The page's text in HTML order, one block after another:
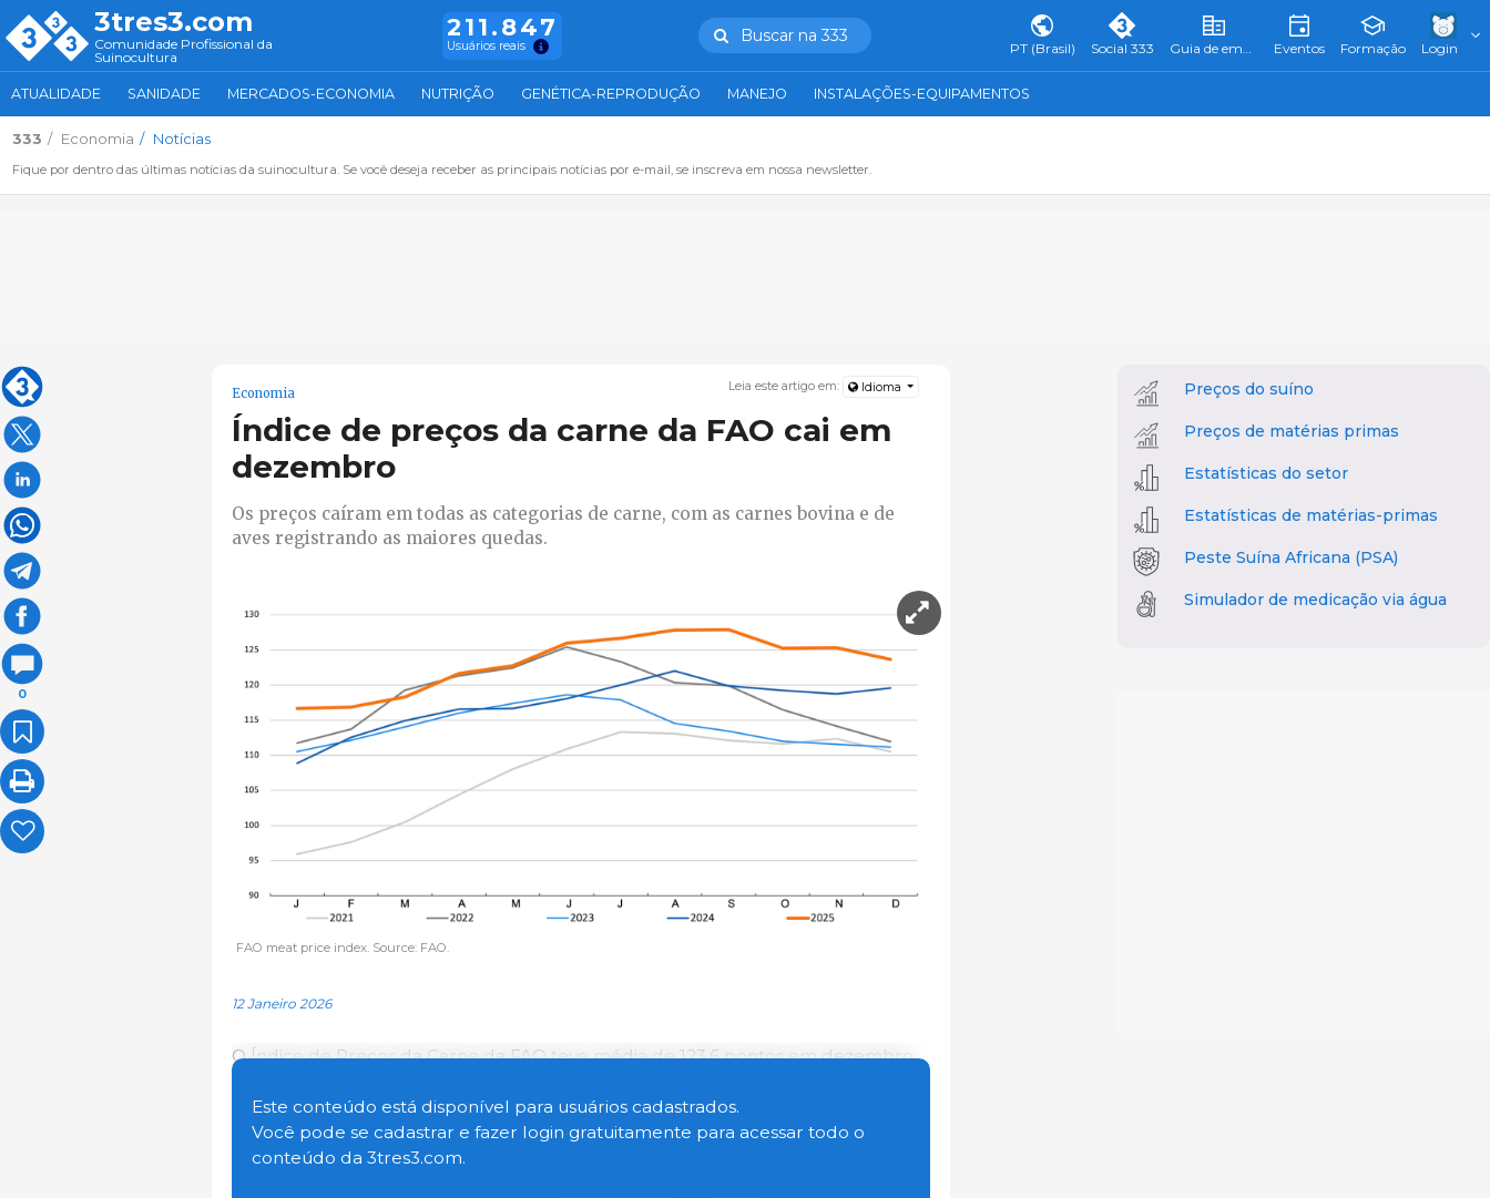
3tres3.com
Comunidade Profissional da
Suinocultura
211.847
Usuários reais
Buscar na 333
PT (Brasil) Social 333 Guia de empresas Eventos Formação Login
ATUALIDADE SANIDADE MERCADOS-ECONOMIA NUTRIÇÃO GENÉTICA-REPRODUÇÃO MANEJO INSTALAÇÕES-EQUIPAMENTOS
333 Economia Notícias
Fique por dentro das últimas notícias da suinocultura. Se você deseja receber as principais notícias por e-mail, se inscreva em nossa newsletter.
0
Leia este artigo em: Idioma
Economia
Índice de preços da carne da FAO cai em
dezembro
Os preços caíram em todas as categorias de carne, com as carnes bovina e de
aves registrando as maiores quedas.
FAO meat price index. Source: FAO.
12 Janeiro 2026
O Índice de Preços da Carne da FAO teve média de 123,6 pontos em dezembro,
4,1 pontos (3,4%) acima do nível registrado há um ano. Os preços caíram em
todas as categorias de carne, com as carnes bovina e de aves apresentando as
maiores quedas.
Este conteúdo está disponível para usuários cadastrados.
Você pode se cadastrar e fazer login gratuitamente para acessar todo o
conteúdo da 3tres3.com.
Preços do suíno
Preços de matérias primas
Estatísticas do setor
Estatísticas de matérias-primas
Peste Suína Africana (PSA)
Simulador de medicação via água